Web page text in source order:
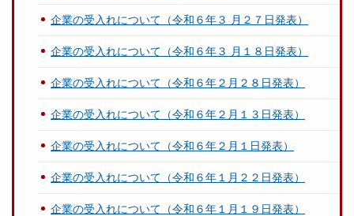
企業の受入れについて（令和６年３ 月２７日発表）
企業の受入れについて（令和６年３ 月１８日発表）
企業の受入れについて（令和６年２月２８日発表）
企業の受入れについて（令和６年２月１３日発表）
企業の受入れについて（令和６年２月１日発表）
企業の受入れについて（令和６年１月２２日発表）
企業の受入れについて（令和６年１月１９日発表）